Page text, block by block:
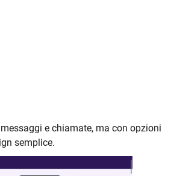
e chiamate, ma con opzioni
semplice.